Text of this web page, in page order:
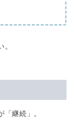
。
継続」。